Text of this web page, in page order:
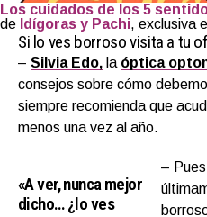
Los cuidados de los 5
de Idígoras y Pachi, exclusiva
Si lo ves borroso visita a tu
– Silvia Edo, la óptica
consejos sobre cómo
siempre recomienda que
menos una vez al año.
«A ver, nunca mejor
dicho… ¿lo ves
–